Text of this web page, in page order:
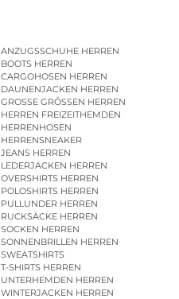
ANZUGSSCHUHE HERREN
BOOTS HERREN
CARGOHOSEN HERREN
DAUNENJACKEN HERREN
GROSSE GRÖSSEN HERREN
HERREN FREIZEITHEMDEN
HERRENHOSEN
HERRENSNEAKER
JEANS HERREN
LEDERJACKEN HERREN
OVERSHIRTS HERREN
POLOSHIRTS HERREN
PULLUNDER HERREN
RUCKSÄCKE HERREN
SOCKEN HERREN
SONNENBRILLEN HERREN
SWEATSHIRTS
T-SHIRTS HERREN
UNTERHEMDEN HERREN
WINTERJACKEN HERREN